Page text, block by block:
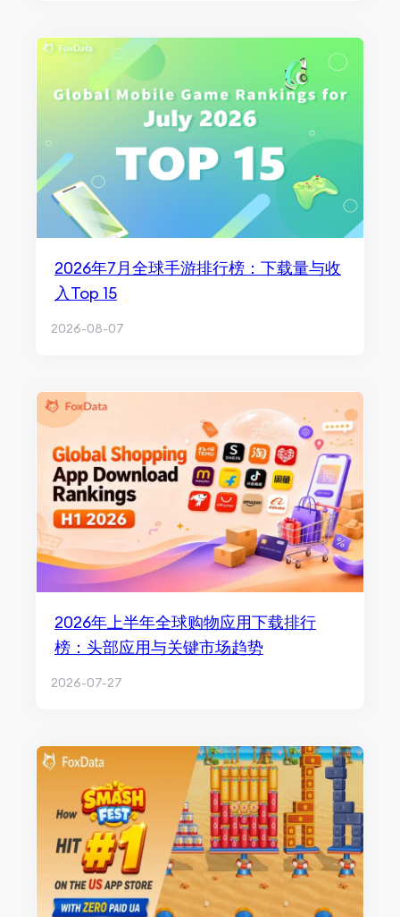
2026年7月全球手游排行榜：下载量与收
入Top 15
2026-08-07
2026年上半年全球购物应用下载排行
榜：头部应用与关键市场趋势
2026-07-27